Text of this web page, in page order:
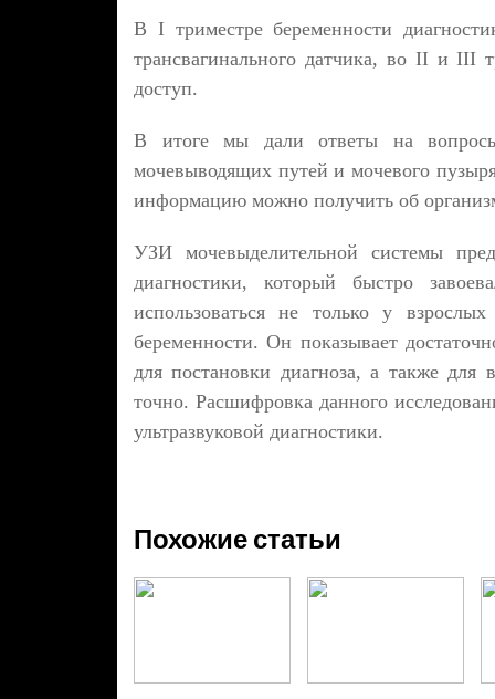
В I триместре беременности
трансвагинального датчика, во II и III
доступ.
В итоге мы дали ответы на вопросы:
мочевыводящих путей и мочевого
информацию можно получить об
УЗИ мочевыделительной системы
диагностики, который быстро
использоваться не только у
беременности. Он показывает
для постановки диагноза, а также
точно. Расшифровка данного
ультразвуковой диагностики.
Похожие статьи